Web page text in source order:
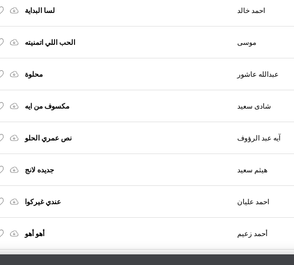
لسا البداية احمد خالد
الحب اللي اتمنيته موسى
محلوة عبدالله عاشور
مكسوف من ايه شادى سعيد
نص عمري الحلو آيه عبد الرؤوف
جديده لانج هيثم سعيد
عندي غيركوا احمد عليان
أهو أهو أحمد زعيم